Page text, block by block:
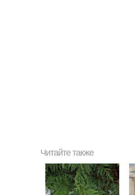
Читайте также